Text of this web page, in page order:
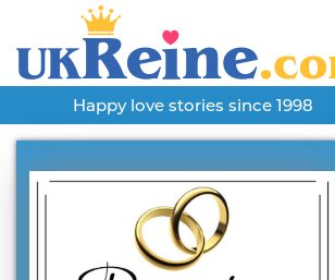
Happy love stories since 1998